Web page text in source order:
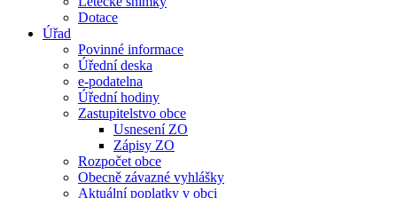
Dotace
Úřad
Povinné informace
Úřední deska
e-podatelna
Úřední hodiny
Zastupitelstvo obce
Usnesení ZO
Zápisy ZO
Rozpočet obce
Obecně závazné vyhlášky
Aktuální poplatky v obci